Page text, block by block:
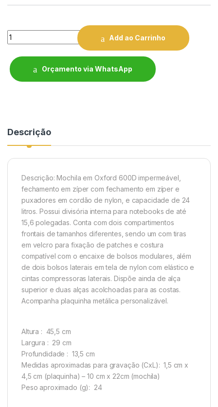
Quantity
Add ao Carrinho
Orçamento via WhatsApp
Descrição
Descrição:Mochila em Oxford 600D impermeável,
fechamento em zíper com fechamento em zíper e
puxadores em cordão de nylon, e capacidade de 24
litros. Possui divisória interna para notebooks de até
15,6 polegadas. Conta com dois compartimentos
frontais de tamanhos diferentes, sendo um com tiras
em velcro para fixação de patches e costura
compatível com o encaixe de bolsos modulares, além
de dois bolsos laterais em tela de nylon com elástico e
cintas compressoras laterais. Dispõe ainda de alça
superior e duas alças acolchoadas para as costas.
Acompanha plaquinha metálica personalizável.
Altura : 45,5 cm
Largura : 29 cm
Profundidade : 13,5 cm
Medidas aproximadas para gravação (CxL): 1,5 cm x
4,5 cm (plaquinha) – 10 cm x 22cm (mochila)
Peso aproximado (g): 24